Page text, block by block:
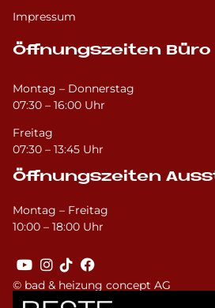
© bad & heizung concept AG
Impressum
Öffnungszeiten Büro
Montag – Donnerstag
07:30 – 16:00 Uhr
Freitag
07:30 – 13:45 Uhr
Öffnungszeiten
Montag – Freitag
10:00 – 18:00 Uhr